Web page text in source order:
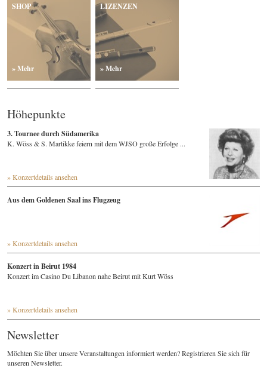
SHOP
» Mehr
LIZENZEN
» Mehr
Höhepunkte
3. Tournee durch Südamerika
K. Wöss & S. Martikke feiern mit dem WJSO große Erfolge ...
» Konzertdetails ansehen
Aus dem Goldenen Saal ins Flugzeug
» Konzertdetails ansehen
Konzert in Beirut 1984
Konzert im Casino Du Libanon nahe Beirut mit Kurt Wöss
» Konzertdetails ansehen
Newsletter
Möchten Sie über unsere Veranstaltungen informiert werden? Registrieren Sie sich für
unseren Newsletter.